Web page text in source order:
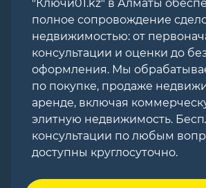
"Ключи01.kz" в Алматы
полное сопровождение
недвижимостью: от
консультации и оценки до
оформления. Мы
по покупке, продаже
аренде, включая
элитную недвижимость.
консультации по любым
доступны круглосуточно.